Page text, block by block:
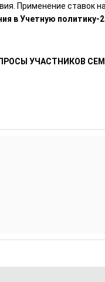
Применение ставок
в Учетную политику-
УЧАСТНИКОВ